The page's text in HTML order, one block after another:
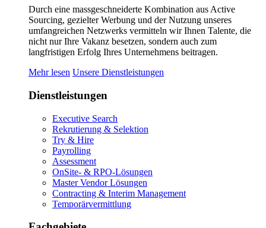
Durch eine massgeschneiderte Kombination aus Active
Sourcing, gezielter Werbung und der Nutzung unseres
umfangreichen Netzwerks vermitteln wir Ihnen Talente, die
nicht nur Ihre Vakanz besetzen, sondern auch zum
langfristigen Erfolg Ihres Unternehmens beitragen.
Mehr lesen Unsere Dienstleistungen
Dienstleistungen
Executive Search
Rekrutierung & Selektion
Try & Hire
Payrolling
Assessment
OnSite- & RPO-Lösungen
Master Vendor Lösungen
Contracting & Interim Management
Temporärvermittlung